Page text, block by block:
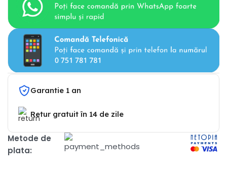
Garantie 1 an
Retur gratuit în 14 de zile
Metode de
plata: